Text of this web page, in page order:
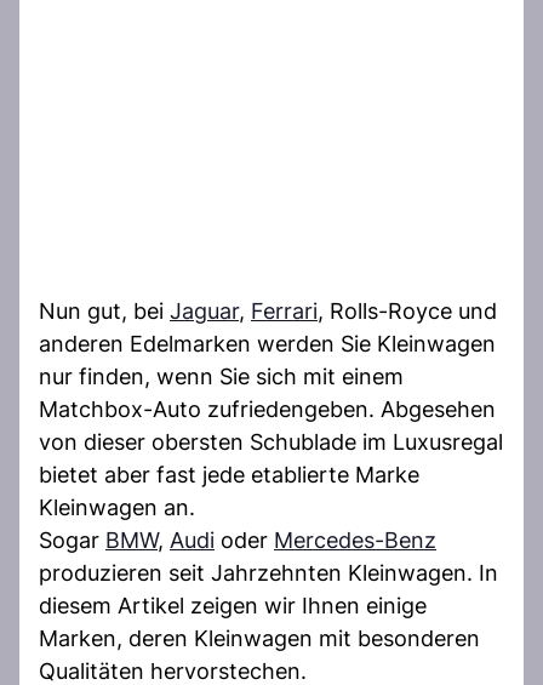
Nun gut, bei Jaguar, Ferrari, Rolls-Royce und
anderen Edelmarken werden Sie Kleinwagen
nur finden, wenn Sie sich mit einem
Matchbox-Auto zufriedengeben. Abgesehen
von dieser obersten Schublade im Luxusregal
bietet aber fast jede etablierte Marke
Kleinwagen an.
Sogar BMW, Audi oder Mercedes-Benz
produzieren seit Jahrzehnten Kleinwagen. In
diesem Artikel zeigen wir Ihnen einige
Marken, deren Kleinwagen mit besonderen
Qualitäten hervorstechen.